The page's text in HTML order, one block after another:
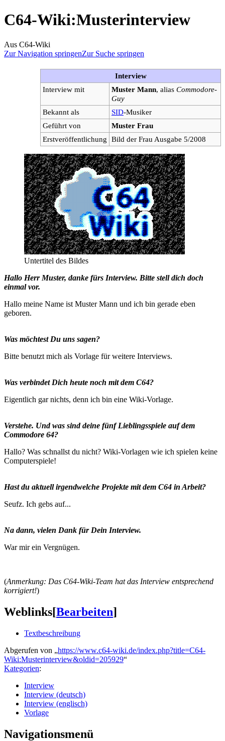
C64-Wiki:Musterinterview
Aus C64-Wiki
Zur Navigation springenZur Suche springen
Interview
Interview mit
Muster Mann, alias Commodore-
Guy
Bekannt als
SID-Musiker
Geführt von
Muster Frau
Erstveröffentlichung Bild der Frau Ausgabe 5/2008
Untertitel des Bildes
Hallo Herr Muster, danke fürs Interview. Bitte stell dich doch
einmal vor.
Hallo meine Name ist Muster Mann und ich bin gerade eben
geboren.
Was möchtest Du uns sagen?
Bitte benutzt mich als Vorlage für weitere Interviews.
Was verbindet Dich heute noch mit dem C64?
Eigentlich gar nichts, denn ich bin eine Wiki-Vorlage.
Verstehe. Und was sind deine fünf Lieblingsspiele auf dem
Commodore 64?
Hallo? Was schnallst du nicht? Wiki-Vorlagen wie ich spielen keine
Computerspiele!
Hast du aktuell irgendwelche Projekte mit dem C64 in Arbeit?
Seufz. Ich gebs auf...
Na dann, vielen Dank für Dein Interview.
War mir ein Vergnügen.
(Anmerkung: Das C64-Wiki-Team hat das Interview entsprechend
korrigiert!)
Weblinks[Bearbeiten]
Textbeschreibung
Abgerufen von „https://www.c64-wiki.de/index.php?title=C64-
Wiki:Musterinterview&oldid=205929“
Kategorien:
Interview
Interview (deutsch)
Interview (englisch)
Vorlage
Navigationsmenü